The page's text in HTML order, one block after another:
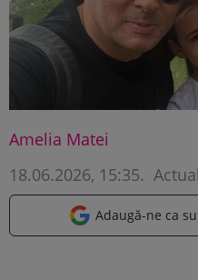
Amelia Matei
18.06.2026, 15:35.
Adaugă-ne ca